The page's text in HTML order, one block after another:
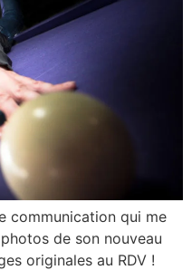
communication qui me
de son nouveau
originales au RDV !